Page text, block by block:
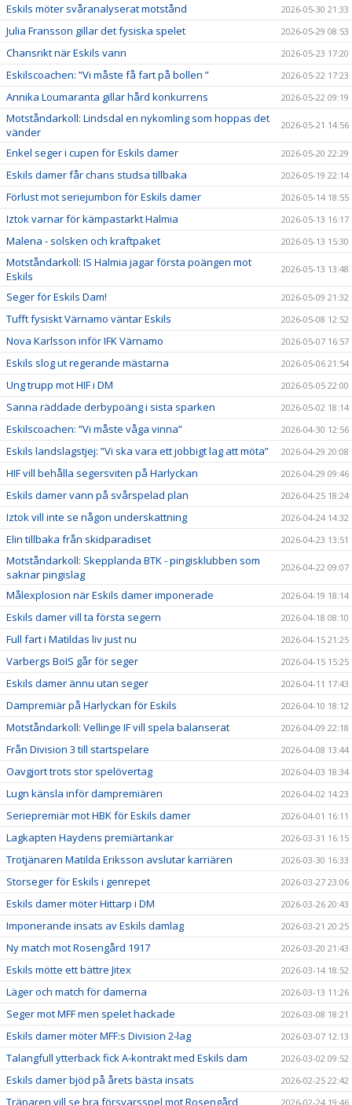
Eskils möter svåranalyserat motstånd 2026-05-30 21:33
Julia Fransson gillar det fysiska spelet 2026-05-29 08:53
Chansrikt när Eskils vann 2026-05-23 17:20
Eskilscoachen: ”Vi måste få fart på bollen ” 2026-05-22 17:23
Annika Loumaranta gillar hård konkurrens 2026-05-22 09:19
Motståndarkoll: Lindsdal en nykomling som hoppas det
vänder
2026-05-21 14:56
Enkel seger i cupen för Eskils damer 2026-05-20 22:29
Eskils damer får chans studsa tillbaka 2026-05-19 22:14
Förlust mot seriejumbon för Eskils damer 2026-05-14 18:55
Iztok varnar för kämpastarkt Halmia 2026-05-13 16:17
Malena - solsken och kraftpaket 2026-05-13 15:30
Motståndarkoll: IS Halmia jagar första poängen mot
Eskils
2026-05-13 13:48
Seger för Eskils Dam! 2026-05-09 21:32
Tufft fysiskt Värnamo väntar Eskils 2026-05-08 12:52
Nova Karlsson inför IFK Värnamo 2026-05-07 16:57
Eskils slog ut regerande mästarna 2026-05-06 21:54
Ung trupp mot HIF i DM 2026-05-05 22:00
Sanna räddade derbypoäng i sista sparken 2026-05-02 18:14
Eskilscoachen: ”Vi måste våga vinna” 2026-04-30 12:56
Eskils landslagstjej: ”Vi ska vara ett jobbigt lag att möta” 2026-04-29 20:08
HIF vill behålla segersviten på Harlyckan 2026-04-29 09:46
Eskils damer vann på svårspelad plan 2026-04-25 18:24
Iztok vill inte se någon underskattning 2026-04-24 14:32
Elin tillbaka från skidparadiset 2026-04-23 13:51
Motståndarkoll: Skepplanda BTK - pingisklubben som
saknar pingislag
2026-04-22 09:07
Målexplosion när Eskils damer imponerade 2026-04-19 18:14
Eskils damer vill ta första segern 2026-04-18 08:10
Full fart i Matildas liv just nu 2026-04-15 21:25
Varbergs BoIS går för seger 2026-04-15 15:25
Eskils damer ännu utan seger 2026-04-11 17:43
Dampremiär på Harlyckan för Eskils 2026-04-10 18:12
Motståndarkoll: Vellinge IF vill spela balanserat 2026-04-09 22:18
Från Division 3 till startspelare 2026-04-08 13:44
Oavgjort trots stor spelövertag 2026-04-03 18:34
Lugn känsla inför dampremiären 2026-04-02 14:23
Seriepremiär mot HBK för Eskils damer 2026-04-01 16:11
Lagkapten Haydens premiärtankar 2026-03-31 16:15
Trotjänaren Matilda Eriksson avslutar karriären 2026-03-30 16:33
Storseger för Eskils i genrepet 2026-03-27 23:06
Eskils damer möter Hittarp i DM 2026-03-26 20:43
Imponerande insats av Eskils damlag 2026-03-21 20:25
Ny match mot Rosengård 1917 2026-03-20 21:43
Eskils mötte ett bättre Jitex 2026-03-14 18:52
Läger och match för damerna 2026-03-13 11:26
Seger mot MFF men spelet hackade 2026-03-08 18:21
Eskils damer möter MFF:s Division 2-lag 2026-03-07 12:13
Talangfull ytterback fick A-kontrakt med Eskils dam 2026-03-02 09:52
Eskils damer bjöd på årets bästa insats 2026-02-25 22:42
Tränaren vill se bra försvarsspel mot Rosengård 2026-02-24 19:46